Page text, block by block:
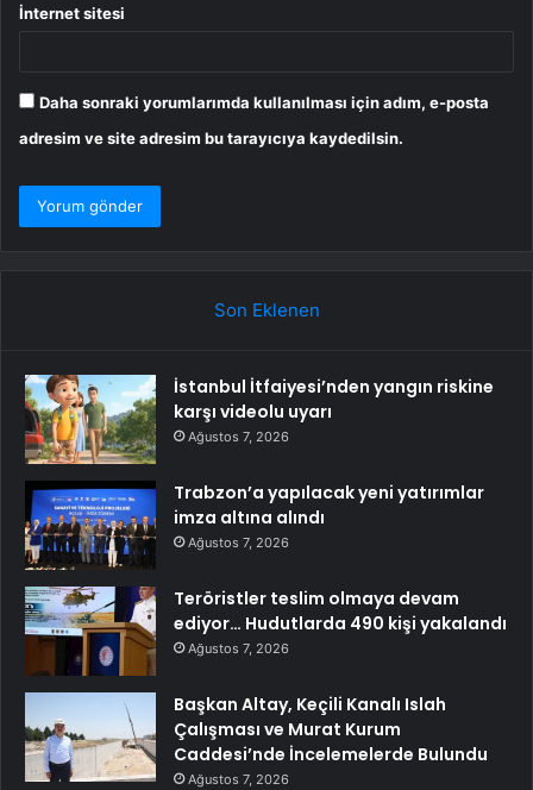
İnternet sitesi
Daha sonraki yorumlarımda kullanılması için adım, e-posta
adresim ve site adresim bu tarayıcıya kaydedilsin.
Son Eklenen
İstanbul İtfaiyesi’nden yangın riskine
karşı videolu uyarı
Ağustos 7, 2026
Trabzon’a yapılacak yeni yatırımlar
imza altına alındı
Ağustos 7, 2026
Teröristler teslim olmaya devam
ediyor… Hudutlarda 490 kişi yakalandı
Ağustos 7, 2026
Başkan Altay, Keçili Kanalı Islah
Çalışması ve Murat Kurum
Caddesi’nde İncelemelerde Bulundu
Ağustos 7, 2026